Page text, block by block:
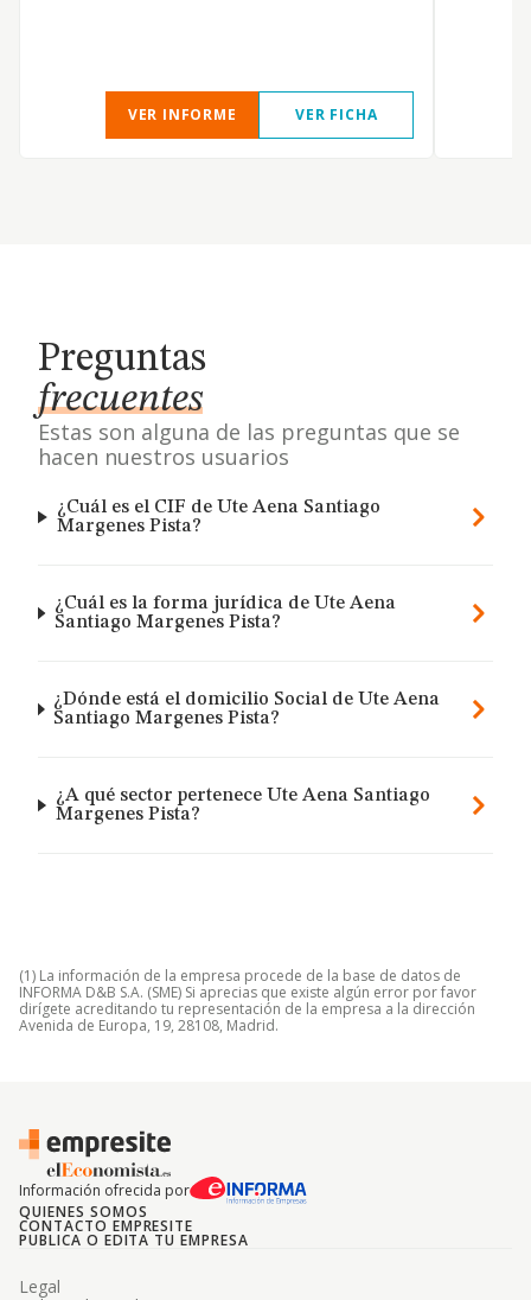
VER INFORME VER FICHA
Preguntas
frecuentes
Estas son alguna de las preguntas que se
hacen nuestros usuarios
¿Cuál es el CIF de Ute Aena Santiago
Margenes Pista?
¿Cuál es la forma jurídica de Ute Aena
Santiago Margenes Pista?
¿Dónde está el domicilio Social de Ute Aena
Santiago Margenes Pista?
¿A qué sector pertenece Ute Aena Santiago
Margenes Pista?
(1) La información de la empresa procede de la base de datos de
INFORMA D&B S.A. (SME) Si aprecias que existe algún error por favor
dirígete acreditando tu representación de la empresa a la dirección
Avenida de Europa, 19, 28108, Madrid.
Información ofrecida por
QUIENES SOMOS
CONTACTO EMPRESITE
PUBLICA O EDITA TU EMPRESA
Legal